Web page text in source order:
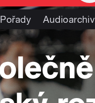
Pořady Audioarchiv